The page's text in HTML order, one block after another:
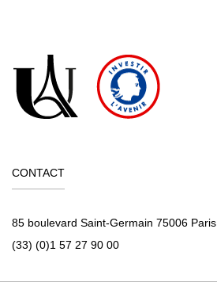
CONTACT
85 boulevard Saint-Germain 75006 Paris
(33) (0)1 57 27 90 00